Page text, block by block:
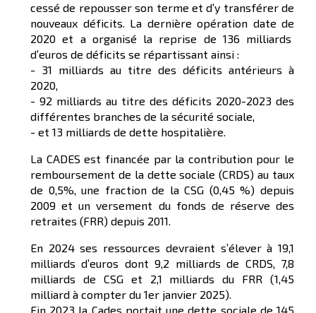
cessé de repousser son terme et d’y transférer de
nouveaux déficits. La dernière opération date de
2020 et a organisé la reprise de 136 milliards
d’euros de déficits se répartissant ainsi :
- 31 milliards au titre des déficits antérieurs à
2020,
- 92 milliards au titre des déficits 2020-2023 des
différentes branches de la sécurité sociale,
- et 13 milliards de dette hospitalière.
La CADES est financée par la contribution pour le
remboursement de la dette sociale (CRDS) au taux
de 0,5%, une fraction de la CSG (0,45 %) depuis
2009 et un versement du fonds de réserve des
retraites (FRR) depuis 2011.
En 2024 ses ressources devraient s’élever à 19,1
milliards d’euros dont 9,2 milliards de CRDS, 7,8
milliards de CSG et 2,1 milliards du FRR (1,45
milliard à compter du 1er janvier 2025).
Fin 2023 la Cades portait une dette sociale de 145